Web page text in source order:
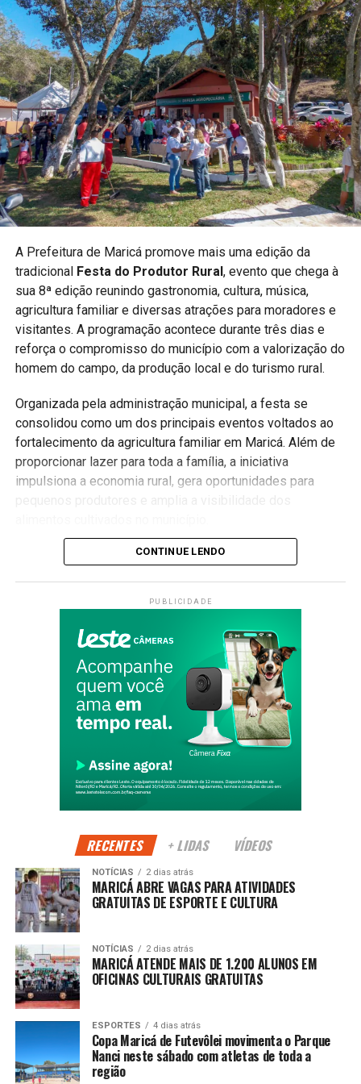
A Prefeitura destaca que eventos esportivos contribuem
para ampliar o acesso da população às diferentes
modalidades e incentivar crianças e jovens à prática
esportiva.
PUBLICIDADE
A realização do campeonato reforça o compromisso do
qualidade de vida.
Acompanhe a Maricá Web TV para mais notícias sobre
esporte e eventos na cidade.
#Maricá #KungFu #Esporte #ArtesMarciais
#MaricáWebTV
A Prefeitura de Maricá promove mais uma edição da
tradicional Festa do Produtor Rural, evento que chega à
sua 8ª edição reunindo gastronomia, cultura, música,
agricultura familiar e diversas atrações para moradores e
visitantes. A programação acontece durante três dias e
reforça o compromisso do município com a valorização do
homem do campo, da produção local e do turismo rural.
Organizada pela administração municipal, a festa se
consolidou como um dos principais eventos voltados ao
fortalecimento da agricultura familiar em Maricá. Além de
proporcionar lazer para toda a família, a iniciativa
impulsiona a economia rural, gera oportunidades para
Valorização da agricultura familiar
Ao longo da programação, os visitantes poderão conhecer
aproveitar apresentações culturais, atrações musicais,
gastronomia típica e atividades voltadas para todas as
A Festa do Produtor Rural também busca aproximar a
população da realidade do campo, destacando a
importância da agricultura familiar para o abastecimento, a
geração de renda e o desenvolvimento sustentável de
do município e cria novas oportunidades para produtores
comercializarem seus produtos diretamente com os
consumidores.
Além de incentivar o setor agrícola, a programação
movimenta o turismo e o comércio local, atraindo
visitantes de diferentes regiões e contribuindo para o
fortalecimento da economia durante os dias de evento.
CONTINUE LENDO
PUBLICIDADE
RECENTES + LIDAS VÍDEOS
NOTÍCIAS 2 dias atrás
MARICÁ ABRE VAGAS PARA ATIVIDADES
GRATUITAS DE ESPORTE E CULTURA
NOTÍCIAS 2 dias atrás
MARICÁ ATENDE MAIS DE 1.200 ALUNOS EM
OFICINAS CULTURAIS GRATUITAS
ESPORTES 4 dias atrás
Copa Maricá de Futevôlei movimenta o Parque
Nanci neste sábado com atletas de toda a
região